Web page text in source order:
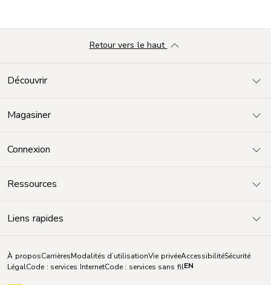
Découvrir
Magasiner
Connexion
Ressources
Liens rapides
Retour vers le haut
À proposCarrièresModalités d’utilisationVie privéeAccessibilitéSécurité
LégalCode : services InternetCode : services sans filEN